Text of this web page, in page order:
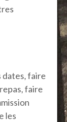
dates, faire
faire
les